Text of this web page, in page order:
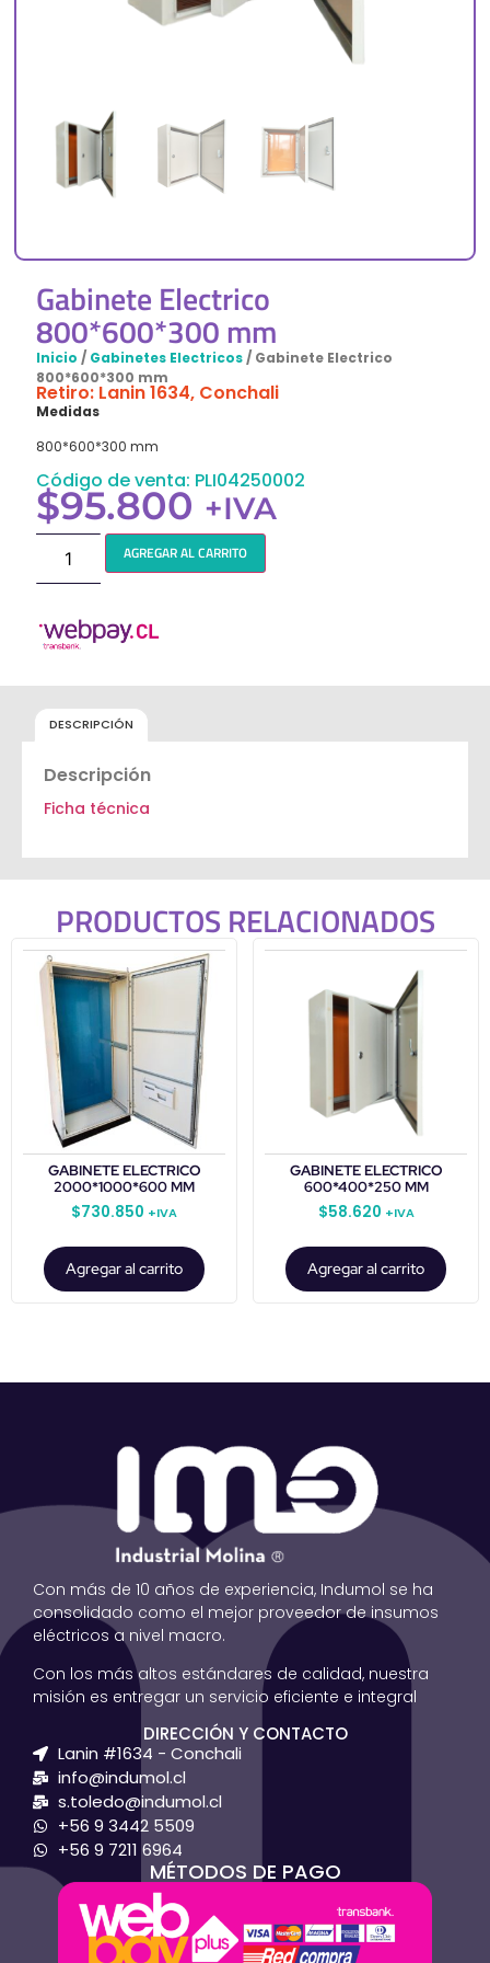
Gabinete Electrico
800*600*300 mm
Inicio / Gabinetes Electricos/ Gabinete Electrico
800*600*300 mm
Retiro: Lanin 1634, Conchali
Medidas
800*600*300 mm
Código de venta: PLI04250002
$95.800 +IVA
AGREGAR AL CARRITO
DESCRIPCIÓN
Descripción
Ficha técnica
PRODUCTOS RELACIONADOS
GABINETE ELECTRICO
2000*1000*600 MM
$730.850 +IVA
Agregar al carrito
GABINETE ELECTRICO
600*400*250 MM
$58.620 +IVA
Agregar al carrito
Con más de 10 años de experiencia, Indumol se ha
consolidado como el mejor proveedor de insumos
eléctricos a nivel macro.
Con los más altos estándares de calidad, nuestra
misión es entregar un servicio eficiente e integral
DIRECCIÓN Y CONTACTO
Lanin #1634 - Conchali
info@indumol.cl
s.toledo@indumol.cl
+56 9 3442 5509
+56 9 7211 6964
MÉTODOS DE PAGO